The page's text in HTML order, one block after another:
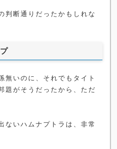
判断通りだったかもしれな
無いのに、それでもタイト
題がそうだったから、ただ
ないハムナプトラは、非常